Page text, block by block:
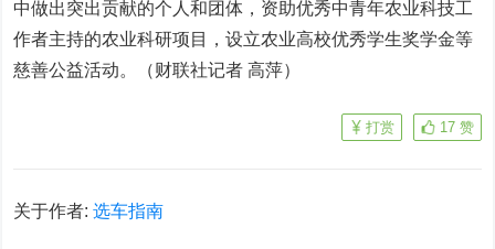
中做出突出贡献的个人和团体，资助优秀中青年农业科技工
作者主持的农业科研项目，设立农业高校优秀学生奖学金等
慈善公益活动。（财联社记者 高萍）
17 赞
打赏
关于作者:选车指南